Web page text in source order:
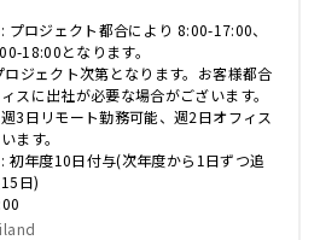
ロジェクト都合により 8:00-17:00、
18:00となります。
ジェクト次第となります。お客様都合
スに出社が必要な場合がございます。
3日リモート勤務可能、週2日オフィス
ます。
初年度10日付与(次年度から1日ずつ追
日)